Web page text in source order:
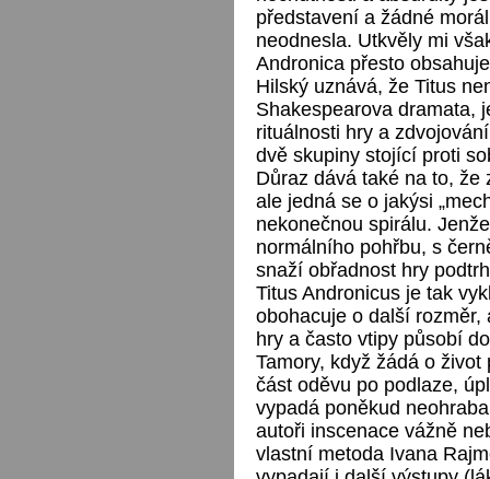
představení a žádné
neodnesla. Utkvěly mi
Andronica přesto
Hilský uznává, že Titus
Shakespearova dramata,
rituálnosti hry a
dvě skupiny stojící proti
Důraz dává také na to,
ale jedná se o jakýsi
nekonečnou spirálu.
normálního pohřbu, s
snaží obřadnost hry
Titus Andronicus je tak
obohacuje o další
hry a často vtipy působí
Tamory, když žádá o
část oděvu po podlaze,
vypadá poněkud
autoři inscenace vážně
vlastní metoda Ivana